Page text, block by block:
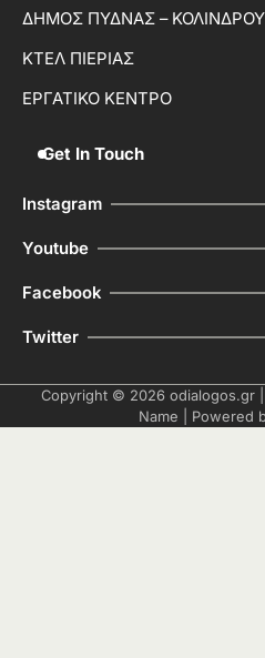
ΔΗΜΟΣ ΠΥΔΝΑΣ – ΚΟΛΙΝΔΡΟΥ
ΚΤΕΛ ΠΙΕΡΙΑΣ
ΕΡΓΑΤΙΚΟ ΚΕΝΤΡΟ
Get In Touch
Instagram
Youtube
Facebook
Twitter
Copyright © 2026 odialogos.gr
Name | Powered